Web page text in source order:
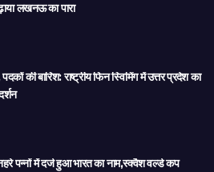
लखनऊ का पारा
की बारिश: राष्ट्रीय फिन स्विमिंग में उत्तर प्रदेश का
पन्नों में दर्ज हुआ भारत का नाम,स्क्वैश वर्ल्ड कप